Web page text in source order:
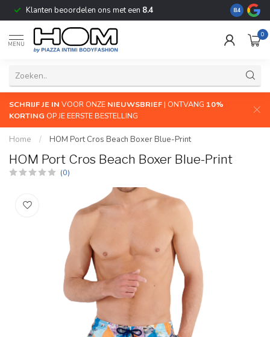
Klanten beoordelen ons met een 8.4 De
8.4
MENU
0
SCHRIJF JE IN VOOR ONZE NIEUWSBRIEF| ONTVANG 10%
KORTING OP JE EERSTE BESTELLING
Home / HOM Port Cros Beach Boxer Blue-Print
HOM Port Cros Beach Boxer Blue-Print
(0)